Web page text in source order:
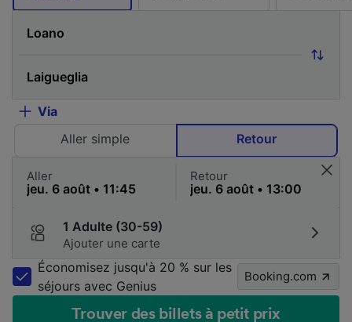
Via
Aller simple
Retour
Aller Retour
1 Adulte (30-59)
Ajouter une carte
Économisez jusqu'à 20 % sur les
séjours avec Genius
Booking.com
Trouver des billets à petit prix